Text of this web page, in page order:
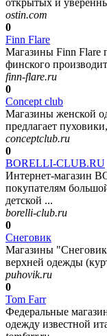
открытых и
ostin.com
0
Finn Flare
Магазины Finn Flare
финского
finn-flare.ru
0
Concept club
Магазины женской
предлагает
conceptclub.ru
0
BORELLI-CLUB.RU
Интернет-магазин
покупателям
детской ...
borelli-club.ru
0
Снеговик
Магазины
верхней одежды
puhovik.ru
0
Tom Farr
Федеральные
одежду известной